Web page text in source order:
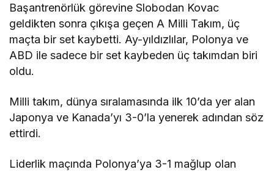
Başantrenörlük görevine Slobodan Kovac
geldikten sonra çıkışa geçen A Milli Takım, üç
maçta bir set kaybetti. Ay-yıldızlılar, Polonya ve
ABD ile sadece bir set kaybeden üç takımdan biri
oldu.
Milli takım, dünya sıralamasında ilk 10’da yer alan
Japonya ve Kanada’yı 3-0’la yenerek adından söz
ettirdi.
Liderlik maçında Polonya’ya 3-1 mağlup olan